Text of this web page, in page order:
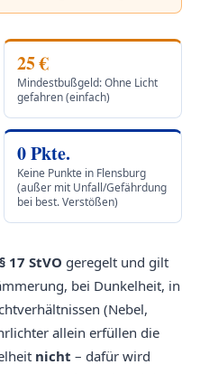
25 €
Mindestbußgeld: Ohne Licht
gefahren (einfach)
0 Pkte.
Keine Punkte in Flensburg
(außer mit Unfall/Gefährdung
bei best. Verstößen)
§ 17 StVO geregelt und gilt
bei Dunkelheit, in
(Nebel,
allein erfüllen die
nicht – dafür wird